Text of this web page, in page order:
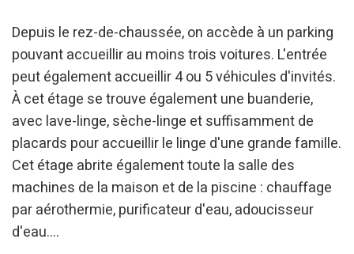
Depuis le rez-de-chaussée, on accède à un parking
pouvant accueillir au moins trois voitures. L'entrée
peut également accueillir 4 ou 5 véhicules d'invités.
À cet étage se trouve également une buanderie,
avec lave-linge, sèche-linge et suffisamment de
placards pour accueillir le linge d'une grande famille.
Cet étage abrite également toute la salle des
machines de la maison et de la piscine : chauffage
par aérothermie, purificateur d'eau, adoucisseur
d'eau....
Modifier les cookies
Technique et Fonctionnel
Toujours actif
Ce site Web utilise ses propres cookies pour collecter des
informations afin d'améliorer nos services. Si vous
continuez à naviguer, vous acceptez leur installation.
L'utilisateur a la possibilité de configurer son navigateur,
pouvant, s'il le souhaite, empêcher leur installation sur son
disque dur, même s'il doit garder à l'esprit qu'une telle
action peut entraîner des difficultés de navigation sur le
Analyse et Personnalisation